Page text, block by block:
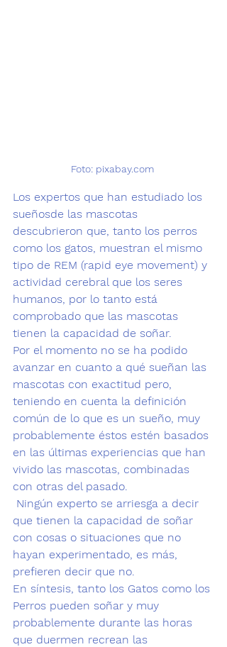
Foto: pixabay.com
Los expertos que han estudiado los
sueñosde las mascotas
descubrieron que, tanto los perros
como los gatos , muestran el mismo
tipo de REM (rapid eye movement) y
actividad cerebral que los seres
humanos, por lo tanto está
comprobado que las mascotas
tienen la capacidad de soñar.
Por el momento no se ha podido
avanzar en cuanto a qué sueñan las
mascotas con exactitud pero,
teniendo en cuenta la definición
común de lo que es un sueño, muy
probablemente éstos estén basados
en las últimas experiencias que han
vivido las mascotas, combinadas
con otras del pasado.
que tienen la capacidad de soñar
con cosas o situaciones que no
hayan experimentado, es más,
prefieren decir que no.
En síntesis, tanto los Gatos como los
Perros pueden soñar y muy
probablemente durante las horas
que duermen recrean las